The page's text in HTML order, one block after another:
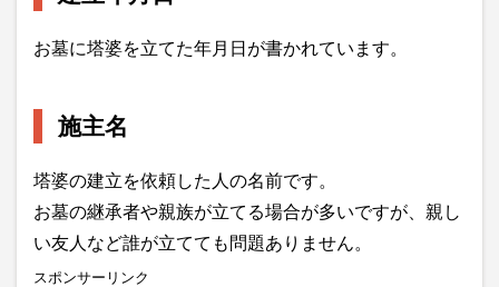
お墓に塔婆を立てた年月日が書かれています。
施主名
塔婆の建立を依頼した人の名前です。
お墓の継承者や親族が立てる場合が多いですが、親し
い友人など誰が立てても問題ありません。
スポンサーリンク